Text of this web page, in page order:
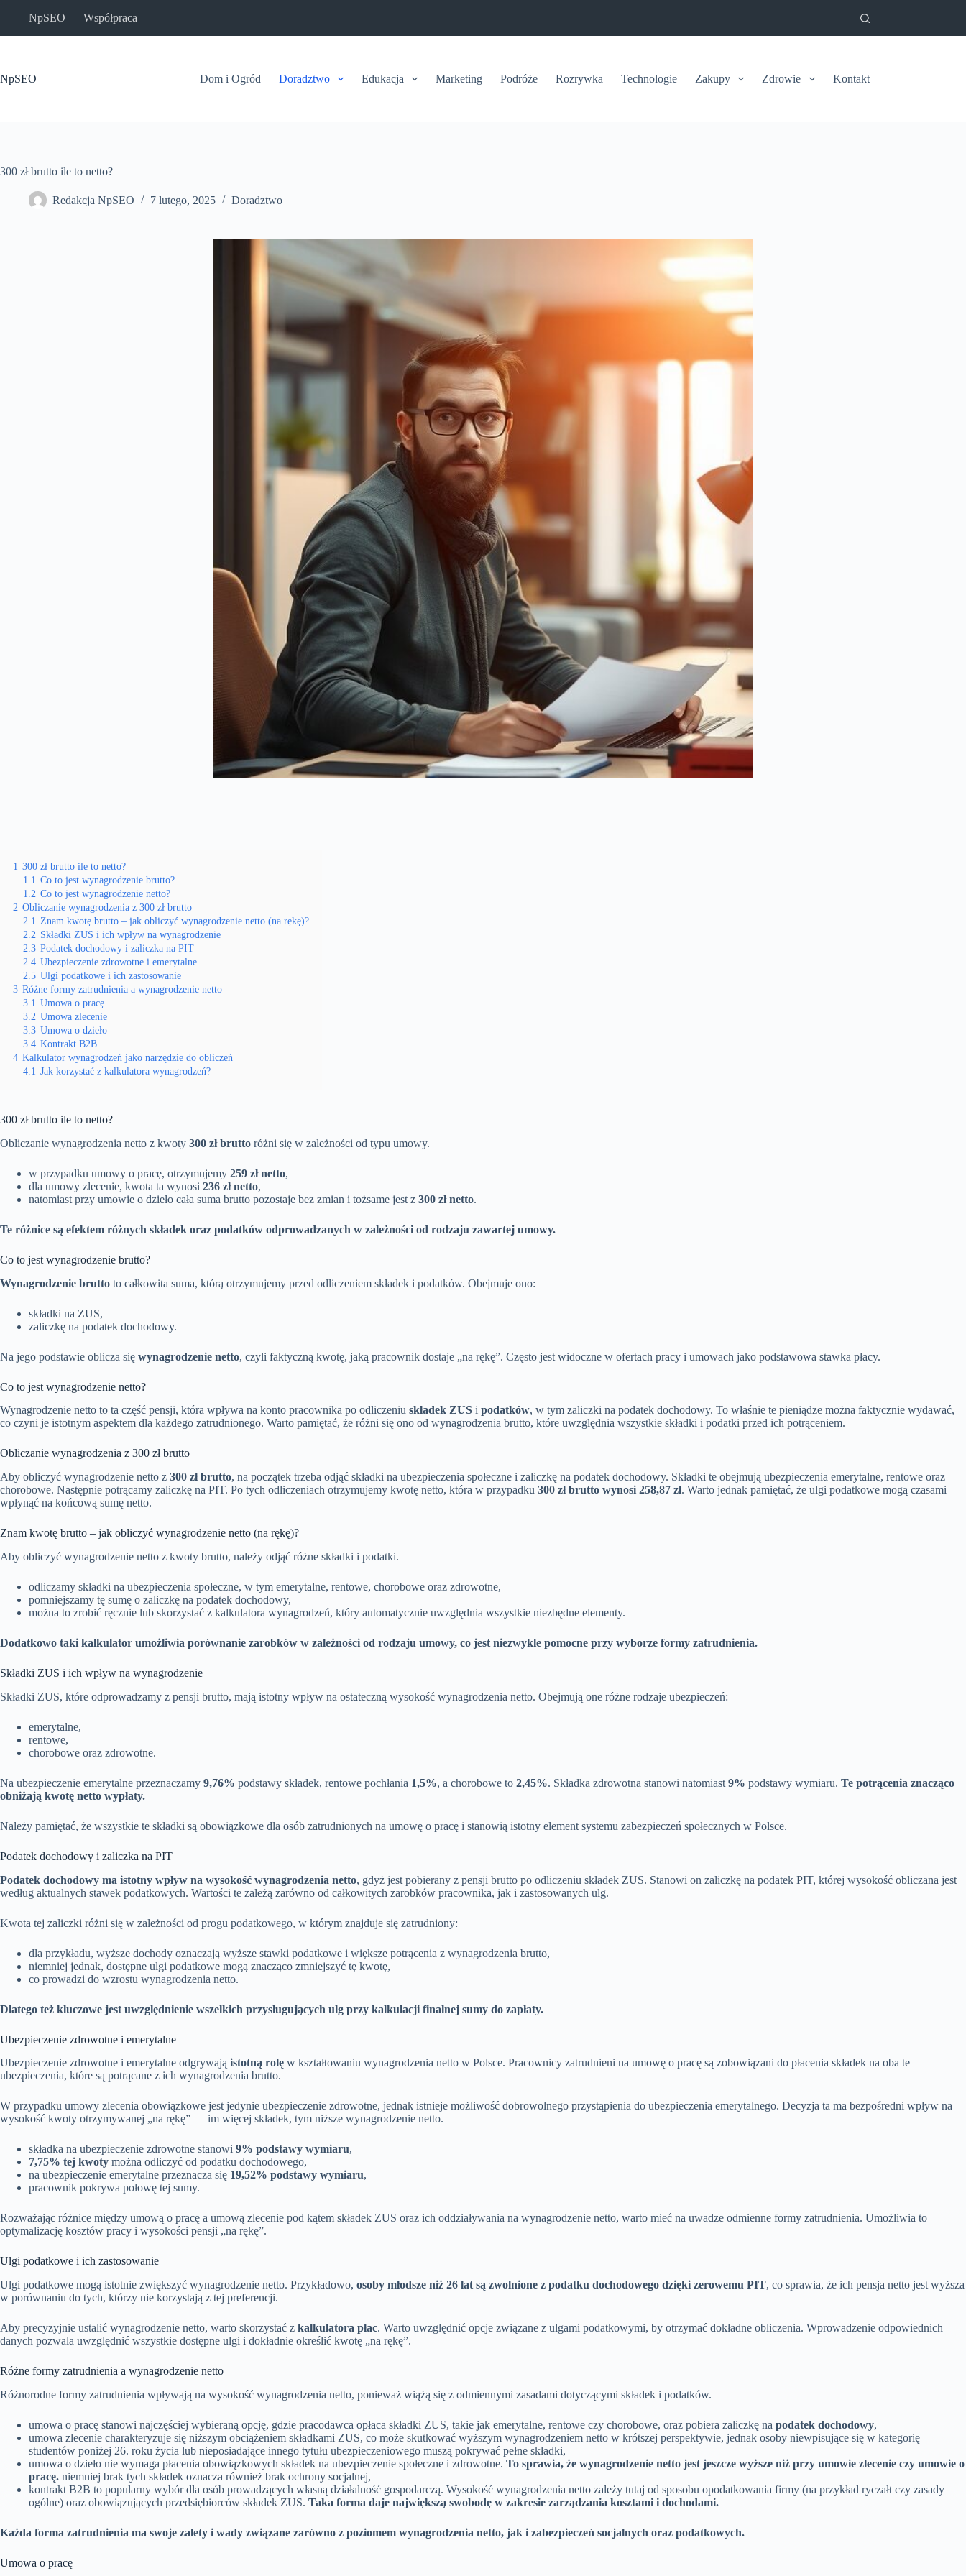
NpSEO Współpraca
NpSEO Dom i Ogród Doradztwo Edukacja Marketing Podróże Rozrywka Technologie Zakupy Zdrowie Kontakt
300 zł brutto ile to netto?
Redakcja NpSEO 7 lutego, 2025 Doradztwo
1 300 zł brutto ile to netto?
1.1 Co to jest wynagrodzenie brutto?
1.2 Co to jest wynagrodzenie netto?
2 Obliczanie wynagrodzenia z 300 zł brutto
2.1 Znam kwotę brutto – jak obliczyć wynagrodzenie netto (na rękę)?
2.2 Składki ZUS i ich wpływ na wynagrodzenie
2.3 Podatek dochodowy i zaliczka na PIT
2.4 Ubezpieczenie zdrowotne i emerytalne
2.5 Ulgi podatkowe i ich zastosowanie
3 Różne formy zatrudnienia a wynagrodzenie netto
3.1 Umowa o pracę
3.2 Umowa zlecenie
3.3 Umowa o dzieło
3.4 Kontrakt B2B
4 Kalkulator wynagrodzeń jako narzędzie do obliczeń
4.1 Jak korzystać z kalkulatora wynagrodzeń?
300 zł brutto ile to netto?
Obliczanie wynagrodzenia netto z kwoty 300 zł brutto różni się w zależności od typu umowy.
w przypadku umowy o pracę, otrzymujemy 259 zł netto,
dla umowy zlecenie, kwota ta wynosi 236 zł netto,
natomiast przy umowie o dzieło cała suma brutto pozostaje bez zmian i tożsame jest z 300 zł netto.
Te różnice są efektem różnych składek oraz podatków odprowadzanych w zależności od rodzaju zawartej umowy.
Co to jest wynagrodzenie brutto?
Wynagrodzenie brutto to całkowita suma, którą otrzymujemy przed odliczeniem składek i podatków. Obejmuje ono:
składki na ZUS,
zaliczkę na podatek dochodowy.
Na jego podstawie oblicza się wynagrodzenie netto, czyli faktyczną kwotę, jaką pracownik dostaje „na rękę”. Często jest widoczne w ofertach pracy i umowach jako podstawowa stawka płacy.
Co to jest wynagrodzenie netto?
Wynagrodzenie netto to ta część pensji, która wpływa na konto pracownika po odliczeniu składek ZUS i podatków, w tym zaliczki na podatek dochodowy. To właśnie te pieniądze można faktycznie wydawać,
co czyni je istotnym aspektem dla każdego zatrudnionego. Warto pamiętać, że różni się ono od wynagrodzenia brutto, które uwzględnia wszystkie składki i podatki przed ich potrąceniem.
Obliczanie wynagrodzenia z 300 zł brutto
Aby obliczyć wynagrodzenie netto z 300 zł brutto, na początek trzeba odjąć składki na ubezpieczenia społeczne i zaliczkę na podatek dochodowy. Składki te obejmują ubezpieczenia emerytalne, rentowe oraz
chorobowe. Następnie potrącamy zaliczkę na PIT. Po tych odliczeniach otrzymujemy kwotę netto, która w przypadku 300 zł brutto wynosi 258,87 zł. Warto jednak pamiętać, że ulgi podatkowe mogą czasami
wpłynąć na końcową sumę netto.
Znam kwotę brutto – jak obliczyć wynagrodzenie netto (na rękę)?
Aby obliczyć wynagrodzenie netto z kwoty brutto, należy odjąć różne składki i podatki.
odliczamy składki na ubezpieczenia społeczne, w tym emerytalne, rentowe, chorobowe oraz zdrowotne,
pomniejszamy tę sumę o zaliczkę na podatek dochodowy,
można to zrobić ręcznie lub skorzystać z kalkulatora wynagrodzeń, który automatycznie uwzględnia wszystkie niezbędne elementy.
Dodatkowo taki kalkulator umożliwia porównanie zarobków w zależności od rodzaju umowy, co jest niezwykle pomocne przy wyborze formy zatrudnienia.
Składki ZUS i ich wpływ na wynagrodzenie
Składki ZUS, które odprowadzamy z pensji brutto, mają istotny wpływ na ostateczną wysokość wynagrodzenia netto. Obejmują one różne rodzaje ubezpieczeń:
emerytalne,
rentowe,
chorobowe oraz zdrowotne.
Na ubezpieczenie emerytalne przeznaczamy 9,76% podstawy składek, rentowe pochłania 1,5%, a chorobowe to 2,45%. Składka zdrowotna stanowi natomiast 9% podstawy wymiaru. Te potrącenia znacząco
obniżają kwotę netto wypłaty.
Należy pamiętać, że wszystkie te składki są obowiązkowe dla osób zatrudnionych na umowę o pracę i stanowią istotny element systemu zabezpieczeń społecznych w Polsce.
Podatek dochodowy i zaliczka na PIT
Podatek dochodowy ma istotny wpływ na wysokość wynagrodzenia netto, gdyż jest pobierany z pensji brutto po odliczeniu składek ZUS. Stanowi on zaliczkę na podatek PIT, której wysokość obliczana jest
według aktualnych stawek podatkowych. Wartości te zależą zarówno od całkowitych zarobków pracownika, jak i zastosowanych ulg.
Kwota tej zaliczki różni się w zależności od progu podatkowego, w którym znajduje się zatrudniony:
dla przykładu, wyższe dochody oznaczają wyższe stawki podatkowe i większe potrącenia z wynagrodzenia brutto,
niemniej jednak, dostępne ulgi podatkowe mogą znacząco zmniejszyć tę kwotę,
co prowadzi do wzrostu wynagrodzenia netto.
Dlatego też kluczowe jest uwzględnienie wszelkich przysługujących ulg przy kalkulacji finalnej sumy do zapłaty.
Ubezpieczenie zdrowotne i emerytalne
Ubezpieczenie zdrowotne i emerytalne odgrywają istotną rolę w kształtowaniu wynagrodzenia netto w Polsce. Pracownicy zatrudnieni na umowę o pracę są zobowiązani do płacenia składek na oba te
ubezpieczenia, które są potrącane z ich wynagrodzenia brutto.
W przypadku umowy zlecenia obowiązkowe jest jedynie ubezpieczenie zdrowotne, jednak istnieje możliwość dobrowolnego przystąpienia do ubezpieczenia emerytalnego. Decyzja ta ma bezpośredni wpływ na
wysokość kwoty otrzymywanej „na rękę” — im więcej składek, tym niższe wynagrodzenie netto.
składka na ubezpieczenie zdrowotne stanowi 9% podstawy wymiaru,
7,75% tej kwoty można odliczyć od podatku dochodowego,
na ubezpieczenie emerytalne przeznacza się 19,52% podstawy wymiaru,
pracownik pokrywa połowę tej sumy.
Rozważając różnice między umową o pracę a umową zlecenie pod kątem składek ZUS oraz ich oddziaływania na wynagrodzenie netto, warto mieć na uwadze odmienne formy zatrudnienia. Umożliwia to
optymalizację kosztów pracy i wysokości pensji „na rękę”.
Ulgi podatkowe i ich zastosowanie
Ulgi podatkowe mogą istotnie zwiększyć wynagrodzenie netto. Przykładowo, osoby młodsze niż 26 lat są zwolnione z podatku dochodowego dzięki zerowemu PIT, co sprawia, że ich pensja netto jest wyższa
w porównaniu do tych, którzy nie korzystają z tej preferencji.
Aby precyzyjnie ustalić wynagrodzenie netto, warto skorzystać z kalkulatora płac. Warto uwzględnić opcje związane z ulgami podatkowymi, by otrzymać dokładne obliczenia. Wprowadzenie odpowiednich
danych pozwala uwzględnić wszystkie dostępne ulgi i dokładnie określić kwotę „na rękę”.
Różne formy zatrudnienia a wynagrodzenie netto
Różnorodne formy zatrudnienia wpływają na wysokość wynagrodzenia netto, ponieważ wiążą się z odmiennymi zasadami dotyczącymi składek i podatków.
umowa o pracę stanowi najczęściej wybieraną opcję, gdzie pracodawca opłaca składki ZUS, takie jak emerytalne, rentowe czy chorobowe, oraz pobiera zaliczkę na podatek dochodowy,
umowa zlecenie charakteryzuje się niższym obciążeniem składkami ZUS, co może skutkować wyższym wynagrodzeniem netto w krótszej perspektywie, jednak osoby niewpisujące się w kategorię
studentów poniżej 26. roku życia lub nieposiadające innego tytułu ubezpieczeniowego muszą pokrywać pełne składki,
umowa o dzieło nie wymaga płacenia obowiązkowych składek na ubezpieczenie społeczne i zdrowotne. To sprawia, że wynagrodzenie netto jest jeszcze wyższe niż przy umowie zlecenie czy umowie o
pracę. niemniej brak tych składek oznacza również brak ochrony socjalnej,
kontrakt B2B to popularny wybór dla osób prowadzących własną działalność gospodarczą. Wysokość wynagrodzenia netto zależy tutaj od sposobu opodatkowania firmy (na przykład ryczałt czy zasady
ogólne) oraz obowiązujących przedsiębiorców składek ZUS. Taka forma daje największą swobodę w zakresie zarządzania kosztami i dochodami.
Każda forma zatrudnienia ma swoje zalety i wady związane zarówno z poziomem wynagrodzenia netto, jak i zabezpieczeń socjalnych oraz podatkowych.
Umowa o pracę